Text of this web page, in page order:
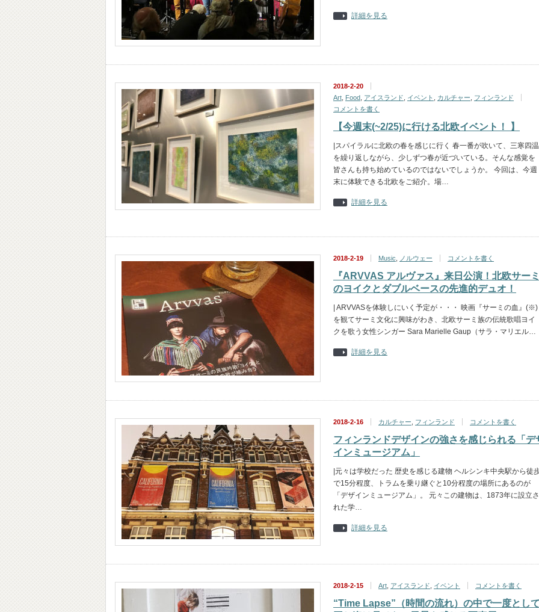
詳細を見る
2018-2-20
Art Food アイスランド イベント カルチャー
フィンランド
コメントを書く
【今週末(~2/25)に行ける北欧イベント！ 】
|スパイラルに北欧の春を感じに行く 春一番が吹いて、三寒四温
を繰り返しながら、少しずつ春が近づいている。そんな感覚を
皆さんも持ち始めているのではないでしょうか。 今回は、今週
末に体験できる北欧をご紹介。場…
詳細を見る
2018-2-19 Music ノルウェー コメントを書く
『ARVVAS アルヴァス』来日公演！北欧サー
のヨイクとダブルベースの先進的デュオ！
| ARVVASを体験しにいく予定が・・・ 映画『サーミの血』(※)
を観てサーミ文化に興味がわき、北欧サーミ族の伝統歌唱ヨイ
クを歌う女性シンガー Sara Marielle Gaup（サラ・マリエル…
詳細を見る
2018-2-16 カルチャー フィンランド コメントを書く
フィンランドデザインの強さを感じられる「デ
インミュージアム」
|元々は学校だった 歴史を感じる建物 ヘルシンキ中央駅から徒
で15分程度、トラムを乗り継ぐと10分程度の場所にあるのが
「デザインミュージアム」。 元々この建物は、1873年に設立さ
れた学…
詳細を見る
2018-2-15 Art アイスランド イベント コメントを書く
“Time Lapse”（時間の流れ）の中で一度とし